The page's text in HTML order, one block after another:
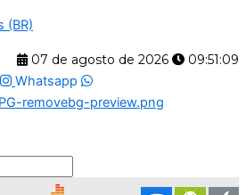
(BR)
07 de agosto de 2026
09:51:09
Whatsapp